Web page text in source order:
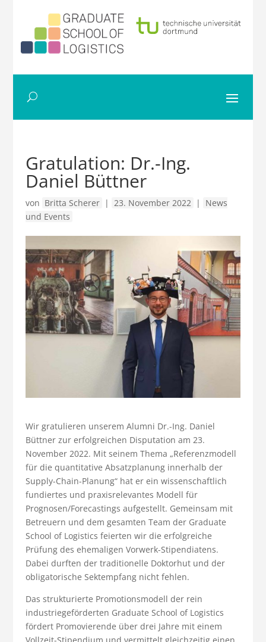
Gratulation: Dr.-Ing.
Daniel Büttner
von Britta Scherer | 23. November 2022 |
News
und Events
Wir gratulieren unserem Alumni Dr.-Ing. Daniel
Büttner zur erfolgreichen Disputation am 23.
November 2022. Mit seinem Thema „Referenzmodell
für die quantitative Absatzplanung innerhalb der
Supply-Chain-Planung“ hat er ein wissenschaftlich
fundiertes und praxisrelevantes Modell für
Prognosen/Forecastings aufgestellt. Gemeinsam mit
Betreuern und dem gesamten Team der Graduate
School of Logistics feierten wir die erfolgreiche
Prüfung des ehemaligen Vorwerk-Stipendiatens.
Dabei durften der traditionelle Doktorhut und der
obligatorische Sektempfang nicht fehlen.
Das strukturierte Promotionsmodell der rein
industriegeförderten Graduate School of Logistics
fördert Promovierende über drei Jahre mit einem